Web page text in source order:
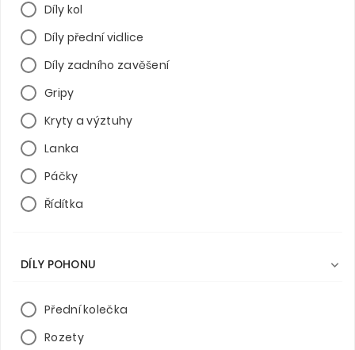
Díly kol
Díly přední vidlice
Díly zadního zavěšení
Gripy
Kryty a výztuhy
Lanka
Páčky
Řídítka
DÍLY POHONU 
Přední kolečka
Rozety